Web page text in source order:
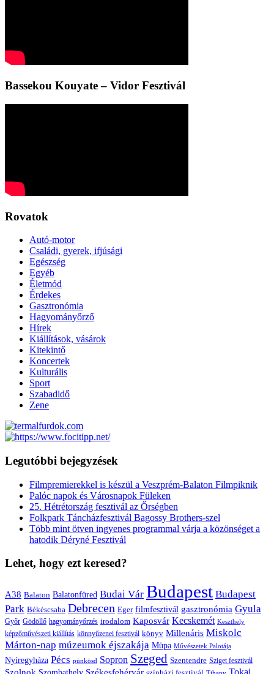
Bassekou Kouyate – Vidor Fesztivál
Rovatok
Autó-motor
Családi, gyerek, ifjúsági
Egészség
Egyéb
Életmód
Érdekes
Gasztronómia
Hagyományőrző
Hírek
Kiállítások, vásárok
Kitekintő
Koncertek
Kulturális
Sport
Szabadidő
Zene
Legutóbbi bejegyzések
Filmpremierekkel is készül a Veszprém-Balaton Filmpiknik
Palóc napok és Városnapok Füleken
25. Hétrétország fesztivál az Őrségben
Folkpark Táncházfesztivál Bagossy Brothers-szel
Több mint ötven ingyenes programmal várja a közönséget a
hatodik Déryné Fesztivál
Lehet, hogy ezt keresed?
A38 Balaton Balatonfüred Budai Vár Budapest Budapest
Park Békéscsaba Debrecen Eger filmfesztivál gasztronómia Gyula
Győr Gödöllő hagyományőrzés irodalom Kaposvár Kecskemét Keszthely
képzőművészeti kiállítás könnyűzenei fesztivál könyv Millenáris Miskolc
Márton-nap múzeumok éjszakája Müpa Művészetek Palotája
Nyíregyháza Pécs pünkösd Sopron Szeged Szentendre Sziget fesztivál